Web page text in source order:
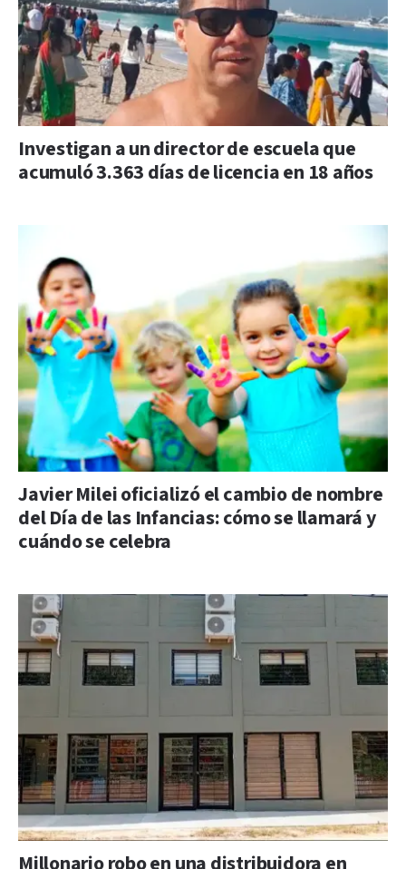
Investigan a un director de escuela que
acumuló 3.363 días de licencia en 18 años
Javier Milei oficializó el cambio de nombre
del Día de las Infancias: cómo se llamará y
cuándo se celebra
Millonario robo en una distribuidora en